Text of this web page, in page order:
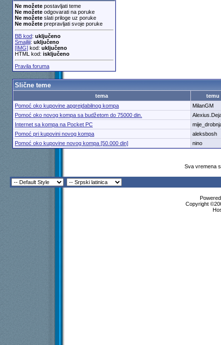
Ne možetepostavljati teme
Ne možeteodgovarati na poruke
Ne možeteslati priloge uz poruke
Ne možeteprepravljati svoje poruke
BB kod: uključeno
Smajliji: uključeno
[IMG]kod: uključeno
HTML kod: isključeno
Pravila foruma
Slične teme
tema
temu
Pomoć oko kupovine apgrejdabilnog kompa
MilanGM
Pomoć oko novog kompa sa budžetom do 75000 din.
Internet sa kompa na Pocket PC
Pomoć pri kupovini novog kompa
aleksbosh
Pomoć oko kupovine novog kompa [50.000 din]
nino
Sva vremena
Copyright